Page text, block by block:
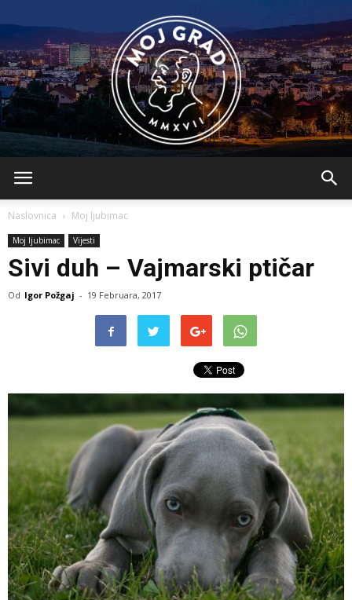
Naslovnica Moj ljubimac
Moj ljubimac Vijesti
Sivi duh – Vajmarski ptičar
Od Igor Požgaj - 19 Februara, 2017